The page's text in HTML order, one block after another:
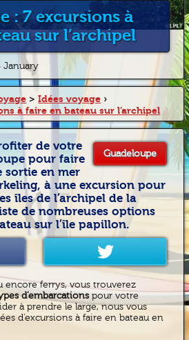
: 7 excursions à
sur l’archipel
January
> Idées voyage ›
à faire en bateau sur l’archipel
Guadeloupe
de votre
pour faire
sortie en mer
à une excursion pour
îles de l’archipel de la
de nombreuses options
sur l’île papillon.
encore ferrys, vous trouverez
d’embarcationspour votre
à prendre le large, nous vous
d’excursions à faire en bateau en